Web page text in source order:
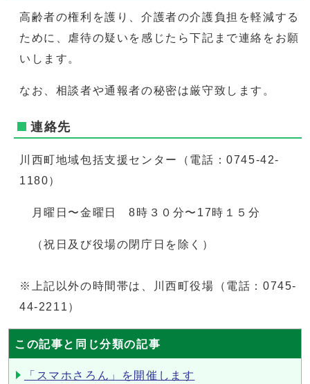
高齢者の権利を護り、介護者の介護負担を軽減する
ために、虐待の疑いを感じたら下記まで連絡をお願
いします。
なお、相談者や通報者の秘密は厳守致します。
連絡先
川西町地域包括支援センター（電話：0745-42-
1180）
月曜日〜金曜日 8時３０分〜17時１５分
（祝日及び役場の閉庁日を除く）
※上記以外の時間帯は、川西町役場（電話：0745-
44-2211）
この記事と同じ分類の記事
「スマホさろん」を開催します